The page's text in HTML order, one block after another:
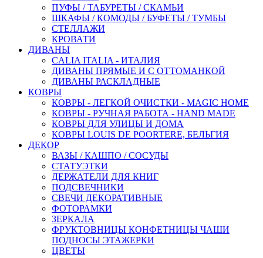
ПУФЫ / ТАБУРЕТЫ / СКАМЬИ
ШКАФЫ / КОМОДЫ / БУФЕТЫ / ТУМБЫ
СТЕЛЛАЖИ
КРОВАТИ
ДИВАНЫ
CALIA ITALIA - ИТАЛИЯ
ДИВАНЫ ПРЯМЫЕ И С ОТТОМАНКОЙ
ДИВАНЫ РАСКЛАДНЫЕ
КОВРЫ
КОВРЫ - ЛЕГКОЙ ОЧИСТКИ - MAGIC HOME
КОВРЫ - РУЧНАЯ РАБОТА - HAND MADE
КОВРЫ ДЛЯ УЛИЦЫ И ДОМА
КОВРЫ LOUIS DE POORTERE, БЕЛЬГИЯ
ДЕКОР
ВАЗЫ / КАШПО / СОСУДЫ
СТАТУЭТКИ
ДЕРЖАТЕЛИ ДЛЯ КНИГ
ПОДСВЕЧНИКИ
СВЕЧИ ДЕКОРАТИВНЫЕ
ФОТОРАМКИ
ЗЕРКАЛА
ФРУКТОВНИЦЫ КОНФЕТНИЦЫ ЧАШИ
ПОДНОСЫ ЭТАЖЕРКИ
ЦВЕТЫ